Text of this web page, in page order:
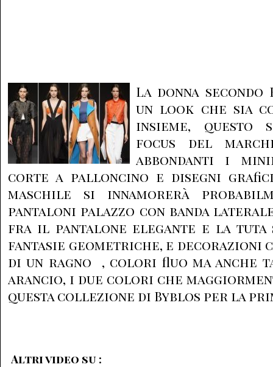
La donna secondo
un look che sia
insieme, questo
focus del
abbondanti i
corte a palloncino e disegni
maschile si innamorerà
pantaloni palazzo con banda
fra il pantalone elegante e la tuta
fantasie geometriche, e decorazioni
di un ragno , colori fluo ma anche
arancio, i due colori che
questa collezione di Byblos per la
Altri video su :